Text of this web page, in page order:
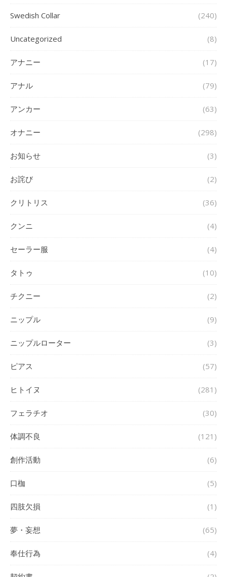
Swedish Collar (240)
Uncategorized (8)
アナニー (17)
アナル (79)
アンカー (63)
オナニー (298)
お知らせ (3)
お詫び (2)
クリトリス (36)
クンニ (4)
セーラー服 (4)
タトゥ (10)
チクニー (2)
ニップル (9)
ニップルローター (3)
ピアス (57)
ヒトイヌ (281)
フェラチオ (30)
体調不良 (121)
創作活動 (6)
口枷 (5)
四肢欠損 (1)
夢・妄想 (65)
奉仕行為 (4)